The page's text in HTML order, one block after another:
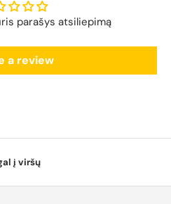
parašys atsiliepimą
a review
į viršų